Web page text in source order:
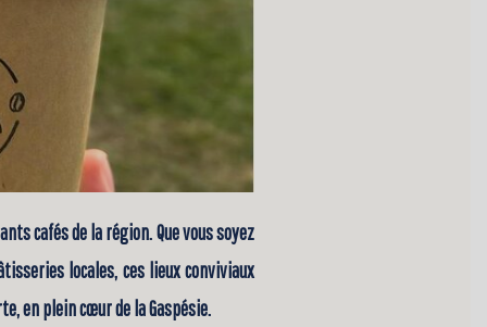
cafés de la région. Que vous soyez
locales, ces lieux conviviaux
en plein cœur de la Gaspésie.